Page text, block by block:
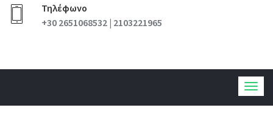
Τηλέφωνο
+30 2651068532 | 2103221965